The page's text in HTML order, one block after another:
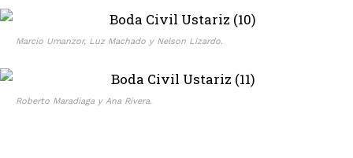
Marcio Umanzor, Luz Machado y Nelson Lizardo.
Roberto Maradiaga y Ana Rivera.